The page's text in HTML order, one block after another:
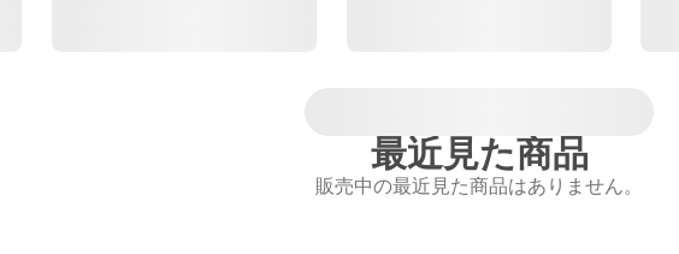
最近見た商品
販売中の最近見た商品はありません。